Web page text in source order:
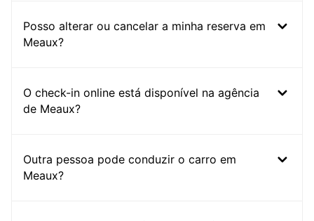
Posso alterar ou cancelar a minha reserva em
Meaux?
O check-in online está disponível na agência
de Meaux?
Outra pessoa pode conduzir o carro em
Meaux?